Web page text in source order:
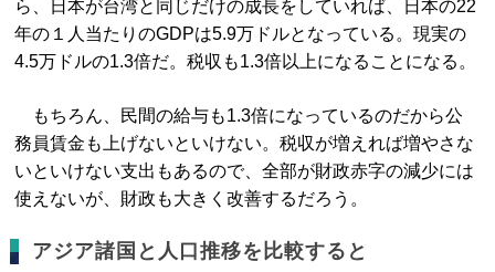
ら、日本が台湾と同じだけの成長をしていれば、日本の22
年の１人当たりのGDPは5.9万ドルとなっている。現実の
4.5万ドルの1.3倍だ。税収も1.3倍以上になることになる。
もちろん、民間の給与も1.3倍になっているのだから公
務員賃金も上げないといけない。税収が増えれば増やさな
いといけない支出もあるので、全部が財政赤字の減少には
使えないが、財政も大きく改善するだろう。
アジア諸国と人口推移を比較すると